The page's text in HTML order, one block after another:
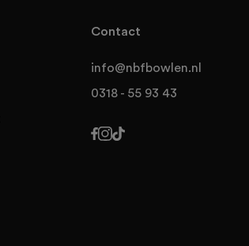
Contact
info@nbfbowlen.nl
0318 - 55 93 43